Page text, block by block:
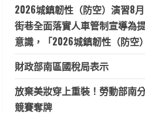
2026城鎮韌性（防空）演習8
街巷全面落實人車管制宣導為
意識，「2026城鎮韌性（防空）
財政部南區國稅局表示
放棄美妝穿上重裝！勞動部南
競賽奪牌